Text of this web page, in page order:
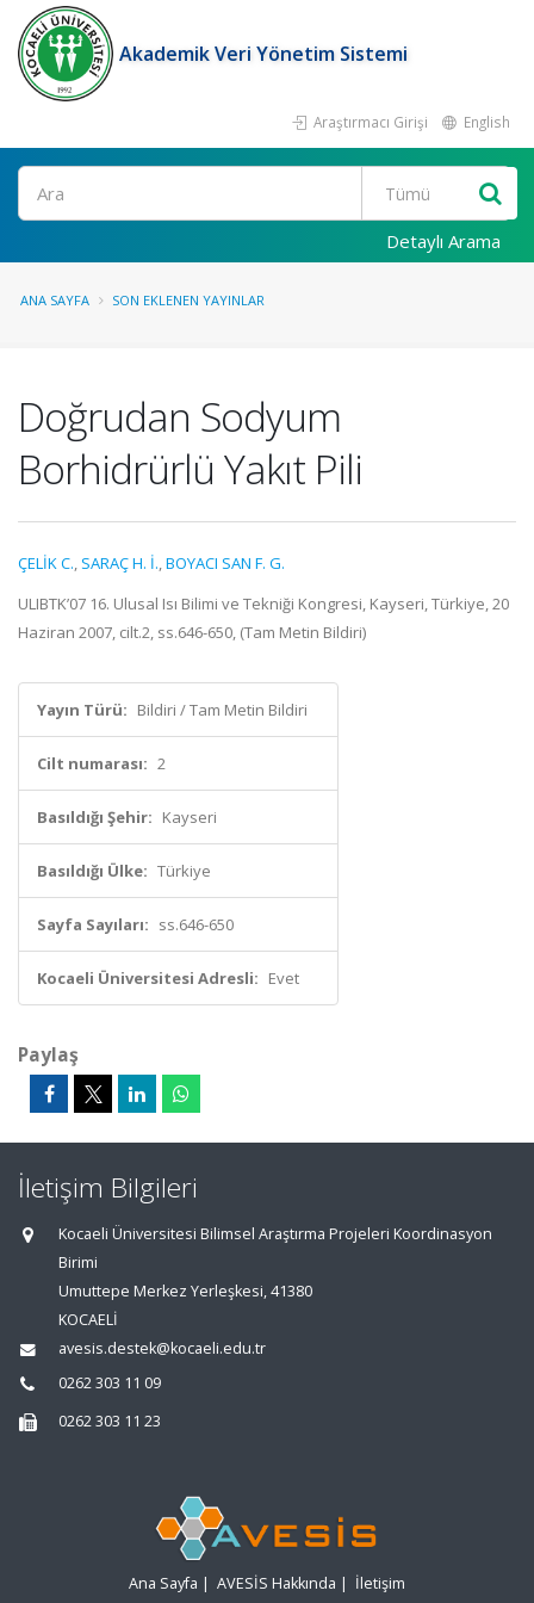
Akademik Veri Yönetim Sistemi
Araştırmacı Girişi English
Ara
Detaylı Arama
ANA SAYFA SON EKLENEN YAYINLAR
Doğrudan Sodyum
Borhidrürlü Yakıt Pili
ÇELİK C., SARAÇ H. İ.,BOYACI SAN F. G.
ULIBTK’07 16. Ulusal Isı Bilimi ve Tekniği Kongresi, Kayseri, Türkiye, 20
Haziran 2007, cilt.2, ss.646-650, (Tam Metin Bildiri)
Yayın Türü: Bildiri / Tam Metin Bildiri
Cilt numarası: 2
Basıldığı Şehir: Kayseri
Basıldığı Ülke: Türkiye
Sayfa Sayıları: ss.646-650
Kocaeli Üniversitesi Adresli: Evet
Paylaş
İletişim Bilgileri
Kocaeli Üniversitesi Bilimsel Araştırma Projeleri Koordinasyon
Birimi
Umuttepe Merkez Yerleşkesi, 41380
KOCAELİ
avesis.destek@kocaeli.edu.tr
0262 303 11 09
0262 303 11 23
Ana Sayfa | AVESİS Hakkında | İletişim